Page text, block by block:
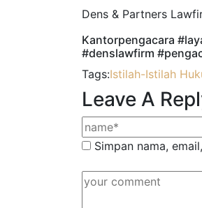
Dens & Partners
Kantorpengacara
#denslawfirm
Tags:Istilah-Istilah
Leave A
Simpan nama,